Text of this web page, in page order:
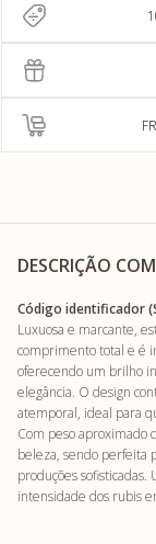
DESCRIÇÃO
Código identificador
Luxuosa e marcante,
comprimento total e é
oferecendo um brilho
elegância. O design
atemporal, ideal para
Com peso aproximado
beleza, sendo perfeita
produções
intensidade dos rubis